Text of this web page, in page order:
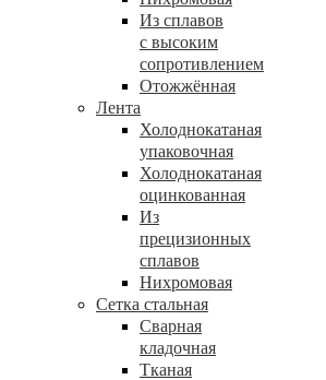
Из сплавов
с высоким
сопротивлением
Отожжённая
Лента
Холоднокатаная
упаковочная
Холоднокатаная
оцинкованная
Из
прецизионных
сплавов
Нихромовая
Сетка стальная
Сварная
кладочная
Тканая